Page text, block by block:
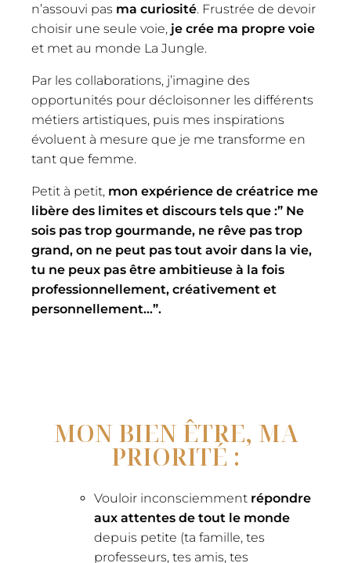
n’assouvi pas ma curiosité. Frustrée de devoir
choisir une seule voie, je crée ma propre voie
et met au monde La Jungle.
Par les collaborations, j’imagine des
opportunités pour décloisonner les différents
métiers artistiques, puis mes inspirations
évoluent à mesure que je me transforme en
tant que femme.
Petit à petit, mon expérience de créatrice me
libère des limites et discours tels que :” Ne
sois pas trop gourmande, ne rêve pas trop
grand, on ne peut pas tout avoir dans la vie,
tu ne peux pas être ambitieuse à la fois
professionnellement, créativement et
personnellement…”.
MON BIEN ÊTRE, MA
PRIORITÉ :
Vouloir inconsciemment répondre
aux attentes de tout le monde
depuis petite (ta famille, tes
professeurs, tes amis, tes